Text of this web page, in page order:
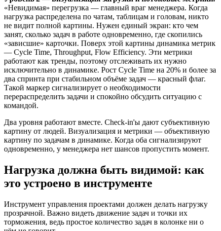
«Невидимая» перегрузка — главный враг менеджера. Когда
нагрузка распределена по чатам, таблицам и головам, никто
не видит полной картины. Нужен единый экран: кто чем
занят, сколько задач в работе одновременно, где скопились
«зависшие» карточки. Поверх этой картины динамика метрик
— Cycle Time, Throughput, Flow Efficiency. Эти метрики
работают как тренды, поэтому отслеживать их нужно
исключительно в динамике. Рост Cycle Time на 20% и более за
два спринта при стабильном объёме задач — красный флаг.
Такой маркер сигнализирует о необходимости
перераспределить задачи и спокойно обсудить ситуацию с
командой.
Два уровня работают вместе. Check-in'ы дают субъективную
картину от людей. Визуализация и метрики — объективную
картину по задачам в динамике. Когда оба сигнализируют
одновременно, у менеджера нет шансов пропустить момент.
Нагрузка должна быть видимой: как
это устроено в инструменте
Инструмент управления проектами должен делать нагрузку
прозрачной. Важно видеть движение задач и точки их
торможения, ведь простое количество задач в колонке ни о